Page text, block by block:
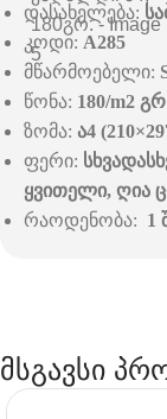
დასახელება:
კოდი: A285
მწარმოებელი:
წონა: 180/m2 გრ
ზომა: ა4
ფერი:
ყვითელი, ღია
რაოდენობა: 1
მსგავსი